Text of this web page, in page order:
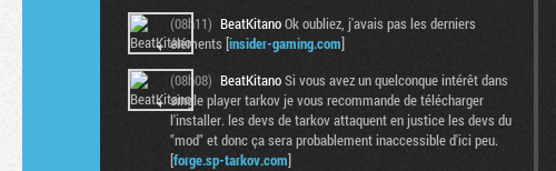
(08h11) BeatKitanoOk oubliez, j'avais pas les derniers
éléments [insider-gaming.com]
(08h08) BeatKitanoSi vous avez un quelconque intérêt dans
single player tarkov je vous recommande de télécharger
l'installer. les devs de tarkov attaquent en justice les devs du
"mod" et donc ça sera probablement inaccessible d'ici peu.
[forge.sp-tarkov.com]